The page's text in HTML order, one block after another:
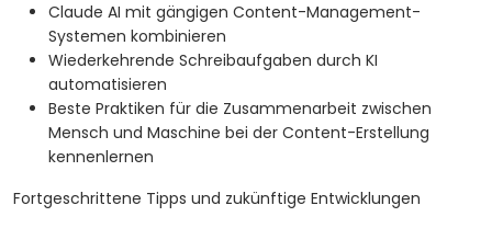
Claude AI mit gängigen Content-Management-
Systemen kombinieren
Wiederkehrende Schreibaufgaben durch KI
automatisieren
Beste Praktiken für die Zusammenarbeit zwischen
Mensch und Maschine bei der Content-Erstellung
kennenlernen
Fortgeschrittene Tipps und zukünftige Entwicklungen